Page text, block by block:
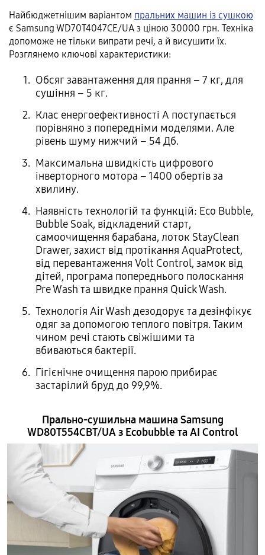
Найбюджетнішим варіантом пральних машин із сушкою
є Samsung WD70T4047CE/UA з ціною 30000 грн. Техніка
допоможе не тільки випрати речі, а й висушити їх.
Розглянемо ключові характеристики:
Обсяг завантаження для прання – 7 кг, для
сушіння – 5 кг.
Клас енергоефективності А поступається
порівняно з попередніми моделями. Але
рівень шуму нижчий – 54 Дб.
Максимальна швидкість цифрового
інверторного мотора – 1400 обертів за
хвилину.
Наявність технологій та функцій: Eco Bubble,
Bubble Soak, відкладений старт,
самоочищення барабана, лоток StayClean
Drawer, захист від протікання AquaProtect,
від перевантаження Volt Control, замок від
дітей, програма попереднього полоскання
Pre Wash та швидке прання Quick Wash.
Технологія Air Wash дезодорує та дезінфікує
одяг за допомогою теплого повітря. Таким
чином речі стають свіжішими та
вбиваються бактерії.
Гігієнічне очищення парою прибирає
застарілий бруд до 99,9%.
Прально-сушильна машина Samsung
WD80T554CBT/UA з Ecobubble та AI Control